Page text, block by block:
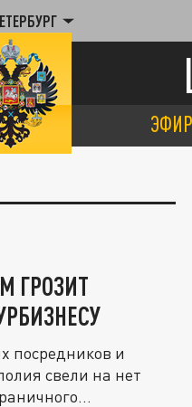
ЭФИР
ГРОЗИТ
посредников и
свели на нет